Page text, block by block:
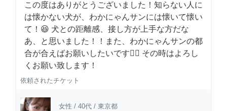
この度はありがとうございました！知らない人に
は懐かない犬が、わかにゃんサンには懐いて懐い
て！😆 犬との距離感、接し方が上手な方だな
あ、と思いました！！また、わかにゃんサンの都
合が合えばお願いしたいです🙇‍♂️ その時はよろし
くお願い致します！
依頼されたチケット
女性 / 40代 / 東京都